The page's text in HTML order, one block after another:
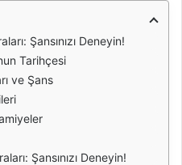
Şansınızı Deneyin!
Tarihçesi
ve Şans
Şansınızı Deneyin!